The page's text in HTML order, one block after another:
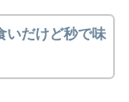
いだけど秒で味